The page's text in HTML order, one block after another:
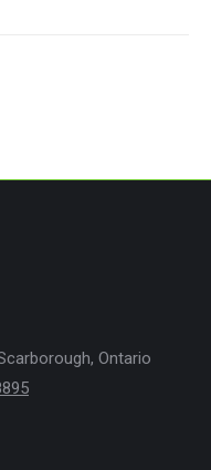
Ontario